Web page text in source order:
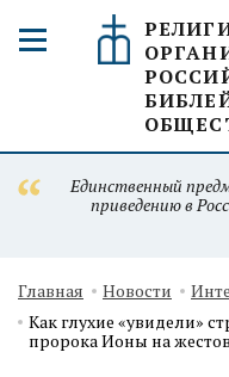
Единственный
приведению в
Главная Новости
Как глухие «увидели»
пророка Ионы на